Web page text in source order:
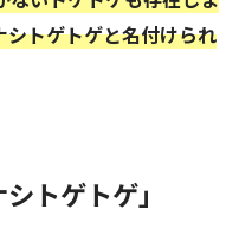
トゲトゲと名付けられ
トゲトゲ」